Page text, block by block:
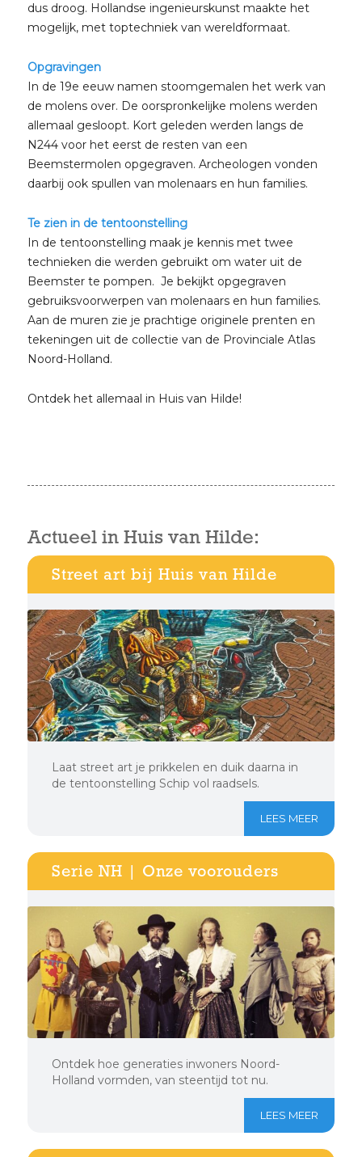
dus droog. Hollandse ingenieurskunst maakte het
mogelijk, met toptechniek van wereldformaat.
Opgravingen
In de 19e eeuw namen stoomgemalen het werk van
de molens over. De oorspronkelijke molens werden
allemaal gesloopt. Kort geleden werden langs de
N244 voor het eerst de resten van een
Beemstermolen opgegraven. Archeologen vonden
daarbij ook spullen van molenaars en hun families.
Te zien in de tentoonstelling
In de tentoonstelling maak je kennis met twee
technieken die werden gebruikt om water uit de
Beemster te pompen. Je bekijkt opgegraven
gebruiksvoorwerpen van molenaars en hun families.
Aan de muren zie je prachtige originele prenten en
tekeningen uit de collectie van de Provinciale Atlas
Noord-Holland.
Ontdek het allemaal in Huis van Hilde!
Actueel in Huis van Hilde:
Street art bij Huis van Hilde
Laat street art je prikkelen en duik daarna in
de tentoonstelling Schip vol raadsels.
LEES MEER
Serie NH | Onze voorouders
Ontdek hoe generaties inwoners Noord-
Holland vormden, van steentijd tot nu.
LEES MEER